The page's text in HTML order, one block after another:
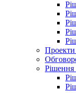
Проекти
Рішення